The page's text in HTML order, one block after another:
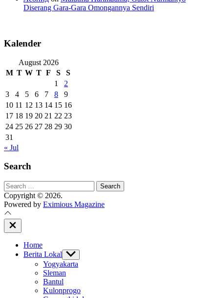
Diserang Gara-Gara Omongannya Sendiri
Kalender
August 2026
M T W T F S
S
1
2
3
4 5 6 7 8
9
10 11 12 13 14 15 16
17 18 19 20 21 22 23
24 25 26 27 28 29 30
31
« Jul
Search
Search
for:
Copyright © 2026.
Powered by Eximious Magazine
Close
Off
Home
Berita Lokal Show
sub
menu
Yogyakarta
Sleman
Bantul
Kulonprogo